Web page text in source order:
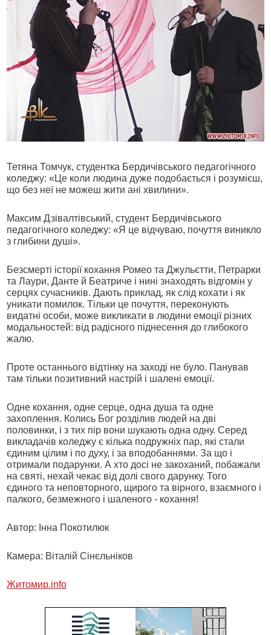
Тетяна Томчук, студентка Бердичівського педагогічного
коледжу: «Це коли людина дуже подобається і розумієш,
що без неї не можеш жити ані хвилини».
Максим Дзівалтівський, студент Бердичівського
педагогічного коледжу: «Я це відчуваю, почуття виникло
з глибини душі».
Безсмерті історії кохання Ромео та Джульєтти, Петрарки
та Лаури, Данте й Беатриче і нині знаходять відгомін у
серцях сучасників. Дають приклад, як слід кохати і як
уникати помилок. Тільки це почуття, переконують
видатні особи, може викликати в людини емоції різних
модальностей: від радісного піднесення до глибокого
жалю.
Проте останнього відтінку на заході не було. Панував
там тільки позитивний настрій і шалені емоції.
Одне кохання, одне серце, одна душа та одне
захоплення. Колись Бог розділив людей на дві
половинки, і з тих пір вони шукають одна одну. Серед
викладачів коледжу є кілька подружніх пар, які стали
єдиним цілим і по духу, і за вподобаннями. За що і
отримали подарунки. А хто досі не закоханий, побажали
на святі, нехай чекає від долі свого дарунку. Того
єдиного та неповторного, щирого та вірного, взаємного і
палкого, безмежного і шаленого - кохання!
Автор: Інна Покотилюк
Камера: Віталій Сінєльніков
Житомир.info